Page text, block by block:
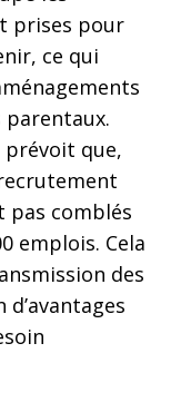
prises pour
ce qui
parentaux.
prévoit que,
pas comblés
emplois. Cela
des